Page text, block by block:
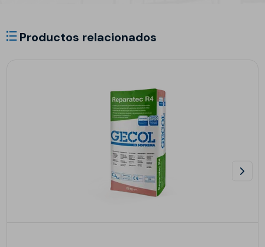
Productos relacionados